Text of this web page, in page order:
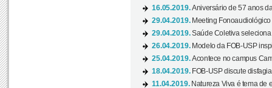
16.05.2019.Aniversário de 57 anos
29.04.2019. Meeting
29.04.2019.Saúde Coletiva
26.04.2019. Modelo da FOB-USP
25.04.2019.Acontece no campus
18.04.2019. FOB-USP discute
11.04.2019. Natureza Viva é tema de